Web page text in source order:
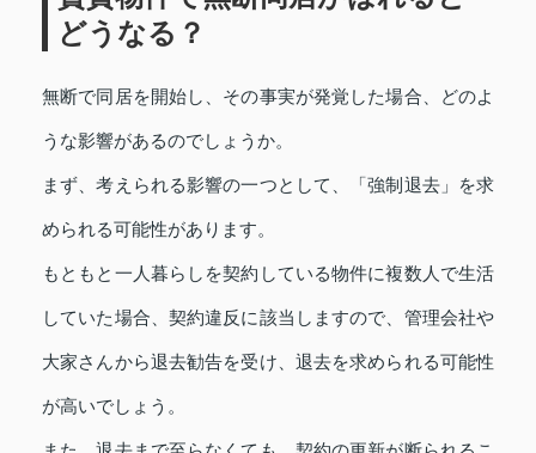
どうなる？
無断で同居を開始し、その事実が発覚した場合、どのよ
うな影響があるのでしょうか。
まず、考えられる影響の一つとして、「強制退去」を求
められる可能性があります。
もともと一人暮らしを契約している物件に複数人で生活
していた場合、契約違反に該当しますので、管理会社や
大家さんから退去勧告を受け、退去を求められる可能性
が高いでしょう。